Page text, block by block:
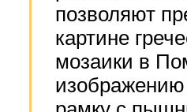
позволяют
картине
мозаики в